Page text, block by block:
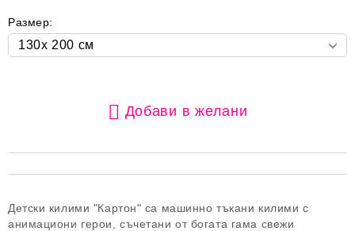
Детски килими "Картон" са машинно тъкани килими с
анимациони герои, съчетани от богата гама свежи
Размер:
Добави в желани